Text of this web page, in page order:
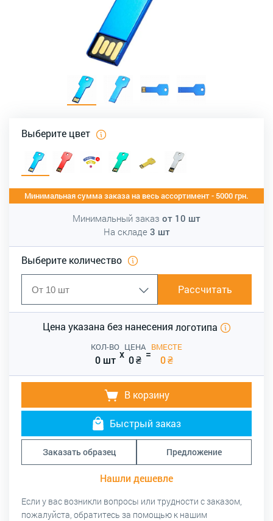
Выберите цвет
Минимальная сумма заказа на весь ассортимент - 5000 грн.
Минимальный заказ от 10 шт
На складе 3 шт
Выберите количество
Рассчитать
Цена указана без нанесения логотипа
КОЛ-ВО
0 шт x
ЦЕНА
0₴ =
ВМЕСТЕ
0₴
В корзину
Быстрый заказ
Заказать образец Предложение
Нашли дешевле
Если у вас возникли вопросы или трудности с заказом,
пожалуйста, обратитесь за помощью к нашим